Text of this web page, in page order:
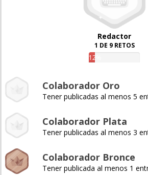
Redactor
1 DE 9 RETOS
12%
Colaborador Oro
Tener publicadas al menos 5
Colaborador Plata
Tener publicadas al menos 3
Colaborador Bronce
Tener publicada al menos 1